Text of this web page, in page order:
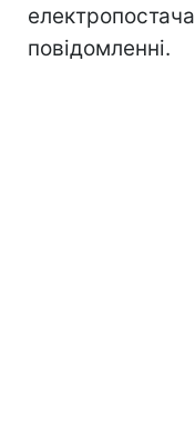
повідомленні.